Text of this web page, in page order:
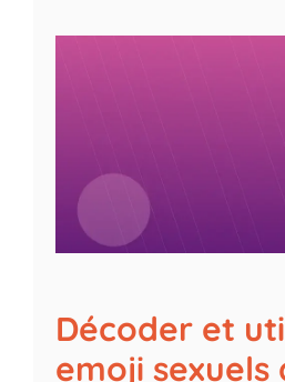
Décoder et
emoji sexuels